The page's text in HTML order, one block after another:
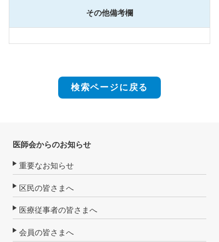
その他備考欄
検索ページに戻る
医師会からのお知らせ
重要なお知らせ
区民の皆さまへ
医療従事者の皆さまへ
会員の皆さまへ